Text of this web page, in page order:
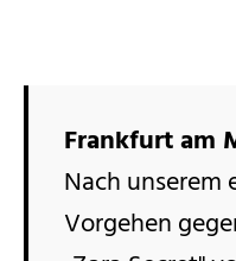
Frankfurt am
Nach unserem
Vorgehen